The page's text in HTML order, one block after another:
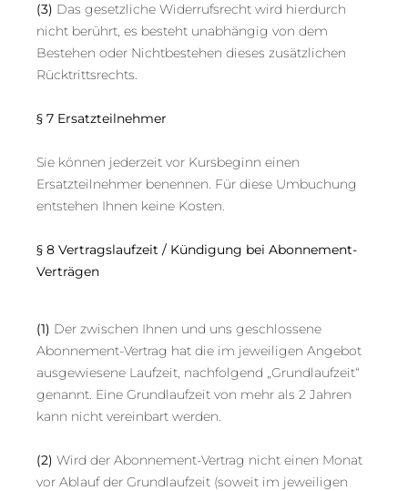
(3) Das gesetzliche Widerrufsrecht wird hierdurch
nicht berührt, es besteht unabhängig von dem
Bestehen oder Nichtbestehen dieses zusätzlichen
Rücktrittsrechts.
§ 7 Ersatzteilnehmer
Sie können jederzeit vor Kursbeginn einen
Ersatzteilnehmer benennen. Für diese Umbuchung
entstehen Ihnen keine Kosten.
§ 8 Vertragslaufzeit / Kündigung bei Abonnement-
Verträgen
(1) Der zwischen Ihnen und uns geschlossene
Abonnement-Vertrag hat die im jeweiligen Angebot
ausgewiesene Laufzeit, nachfolgend „Grundlaufzeit“
genannt. Eine Grundlaufzeit von mehr als 2 Jahren
kann nicht vereinbart werden.
(2) Wird der Abonnement-Vertrag nicht einen Monat
vor Ablauf der Grundlaufzeit (soweit im jeweiligen